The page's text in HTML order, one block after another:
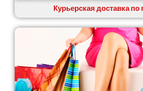
Курьерская доставка по